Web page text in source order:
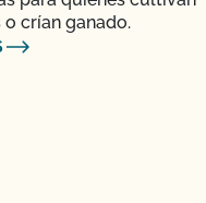
crían ganado.
certificados